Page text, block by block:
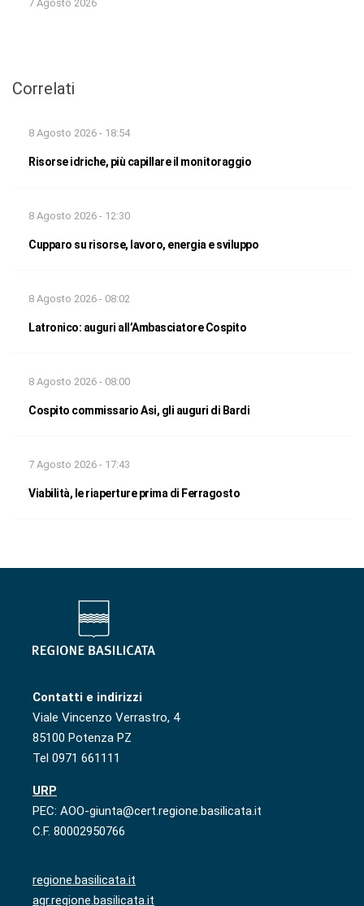
7 Agosto 2026
Correlati
8 Agosto 2026 - 18:54
Risorse idriche, più capillare il monitoraggio
8 Agosto 2026 - 12:30
Cupparo su risorse, lavoro, energia e sviluppo
8 Agosto 2026 - 08:02
Latronico: auguri all’Ambasciatore Cospito
8 Agosto 2026 - 08:00
Cospito commissario Asi, gli auguri di Bardi
7 Agosto 2026 - 17:43
Viabilità, le riaperture prima di Ferragosto
Contatti e indirizzi
Viale Vincenzo Verrastro, 4
85100 Potenza PZ
Tel 0971 661111
URP
PEC: AOO-giunta@cert.regione.basilicata.it
C.F. 80002950766
regione.basilicata.it
agr.regione.basilicata.it